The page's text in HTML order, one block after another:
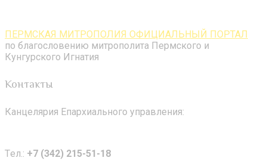
ПЕРМСКАЯ МИТРОПОЛИЯ ОФИЦИАЛЬНЫЙ ПОРТАЛ
по благословению митрополита Пермского и
Кунгурского Игнатия
Контакты
Канцелярия Епархиального управления:
Tел.: +7 (342) 215-51-18